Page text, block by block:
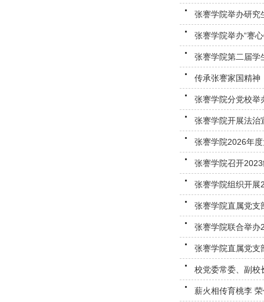
张謇学院举办研究
张謇学院举办“謇
张謇学院第二届学
传承张謇家国精
张謇学院分党校举
张謇学院开展法治
张謇学院2026年
张謇学院召开
张謇学院组织开展
张謇学院直属党支
张謇学院联合举办
张謇学院直属党支
校党委常委、副校
薪火相传育桃李